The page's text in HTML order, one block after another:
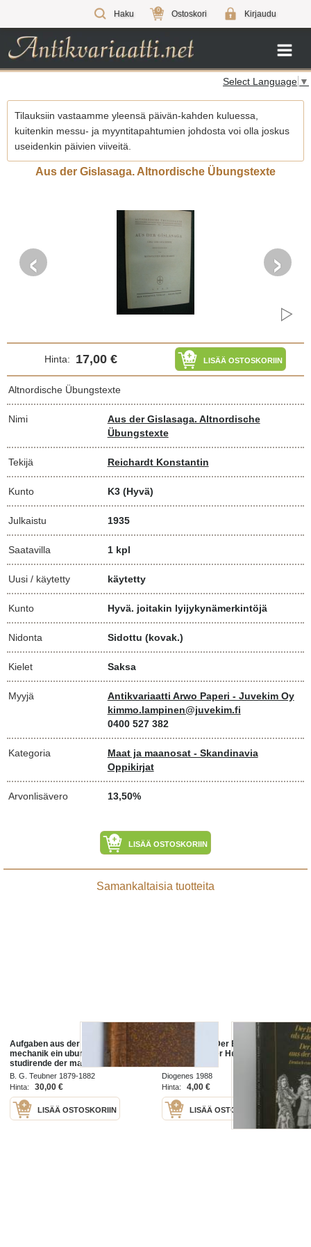
Haku 0 Ostoskori Kirjaudu
Select Language ▼
Tilauksiin vastaamme yleensä päivän-kahden kuluessa,
kuitenkin messu- ja myyntitapahtumien johdosta voi olla joskus
useidenkin päivien viiveitä.
Aus der Gislasaga. Altnordische Übungstexte
‹ ›
Hinta: 17,00 € LISÄÄ OSTOSKORIIN
Altnordische Übungstexte
Nimi
Aus der Gislasaga. Altnordische
Übungstexte
Tekijä Reichardt Konstantin
Kunto K3 (Hyvä)
Julkaistu 1935
Saatavilla 1 kpl
Uusi / käytetty käytetty
Kunto Hyvä. joitakin lyijykynämerkintöjä
Nidonta Sidottu (kovak.)
Kielet Saksa
Myyjä
Antikvariaatti Arwo Paperi - Juvekim Oy
kimmo.lampinen@juvekim.fi
0400 527 382
Kategoria
Maat ja maanosat - Skandinavia
Oppikirjat
Arvonlisävero 13,50%
LISÄÄ OSTOSKORIIN
Samankaltaisia tuotteita
Aufgaben aus der analytischen
mechanik ein ubungsbuch fur
studirende der mathematik,
physik, technik etc. teil I-II :
aufgaben aus der analytischen
statik fester ...
B. G. Teubner 1879-1882
Hinta:
30,00 €
LISÄÄ OSTOSKORIIN
Der Geizige ; Der Burger als
Edelmann ; Der Herr aus der
Provinz
Diogenes 1988
Hinta:
4,00 €
LISÄÄ OSTOSKORIIN